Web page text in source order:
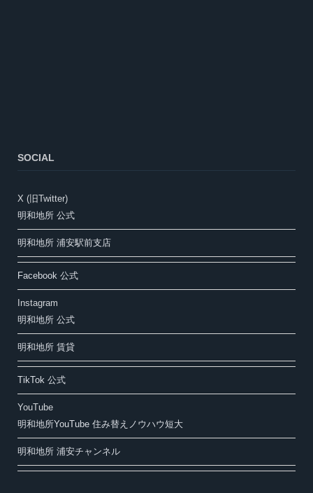
SOCIAL
X (旧Twitter)
明和地所 公式
明和地所 浦安駅前支店
Facebook 公式
Instagram
明和地所 公式
明和地所 賃貸
TikTok 公式
YouTube
明和地所YouTube 住み替えノウハウ短大
明和地所 浦安チャンネル